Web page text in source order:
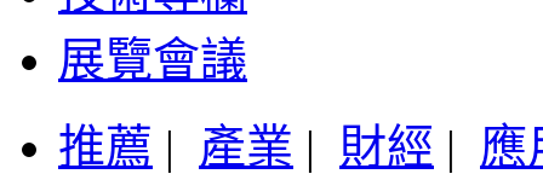
展覽會議
推薦 | 產業 | 財經 | 應